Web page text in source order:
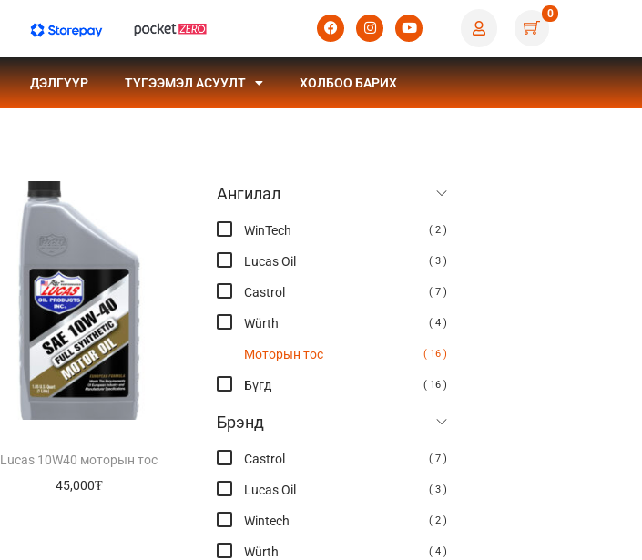
0
ДЭЛГҮҮР ТҮГЭЭМЭЛ АСУУЛТ ХОЛБОО БАРИХ
Lucas 10W40 моторын тос
45,000₮
Ангилал
WinTech ( 2 )
Lucas Oil ( 3 )
Castrol ( 7 )
Würth ( 4 )
Моторын тос ( 16 )
Бүгд ( 16 )
Брэнд
Castrol ( 7 )
Lucas Oil ( 3 )
Wintech ( 2 )
Würth ( 4 )